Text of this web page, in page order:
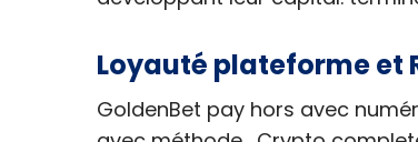
Loyauté plateforme et
GoldenBet pay hors avec